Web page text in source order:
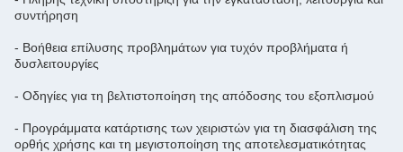
συντήρηση
- Βοήθεια επίλυσης προβλημάτων για τυχόν προβλήματα ή
δυσλειτουργίες
- Οδηγίες για τη βελτιστοποίηση της απόδοσης του εξοπλισμού
- Προγράμματα κατάρτισης των χειριστών για τη διασφάλιση της
ορθής χρήσης και τη μεγιστοποίηση της αποτελεσματικότητας